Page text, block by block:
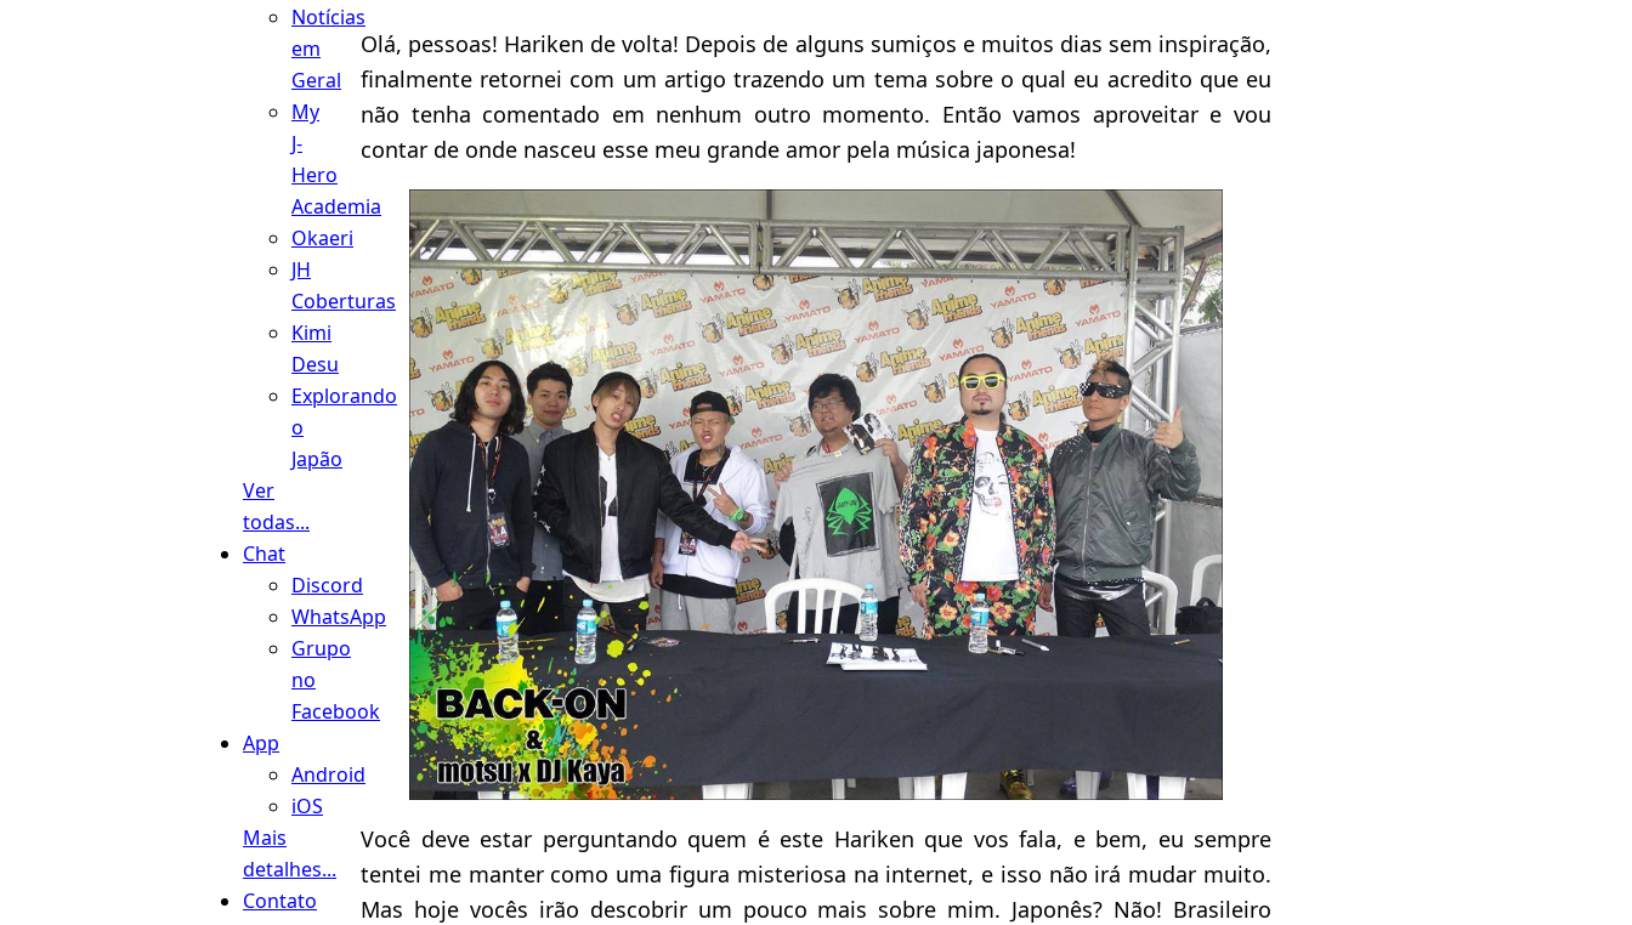
Notícias
em
Geral
My
J-
Hero
Academia
Okaeri
JH
Coberturas
Kimi
Desu
Explorando
o
Japão
Ver
todas...
Chat
Discord
WhatsApp
Grupo
no
Facebook
App
Android
iOS
Mais
detalhes...
Contato
Olá, pessoas! Hariken de volta! Depois de alguns sumiços e muitos dias sem inspiração,
finalmente retornei com um artigo trazendo um tema sobre o qual eu acredito que eu
não tenha comentado em nenhum outro momento. Então vamos aproveitar e vou
contar de onde nasceu esse meu grande amor pela música japonesa!
Você deve estar perguntando quem é este Hariken que vos fala, e bem, eu sempre
tentei me manter como uma figura misteriosa na internet, e isso não irá mudar muito.
Mas hoje vocês irão descobrir um pouco mais sobre mim. Japonês? Não! Brasileiro